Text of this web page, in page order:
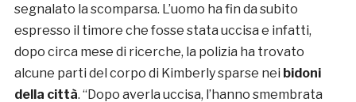
segnalato la scomparsa. L’uomo ha fin da subito
espresso il timore che fosse stata uccisa e infatti,
dopo circa mese di ricerche, la polizia ha trovato
alcune parti del corpo di Kimberly sparse nei bidoni
della città. “Dopo averla uccisa, l’hanno smembrata